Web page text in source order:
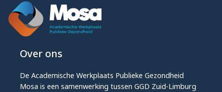
Over ons
De Academische Werkplaats Publieke Gezondheid
Mosa is een samenwerking tussen GGD Zuid-Limburg